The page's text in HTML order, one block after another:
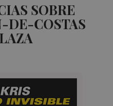
SOBRE
DE-COSTAS